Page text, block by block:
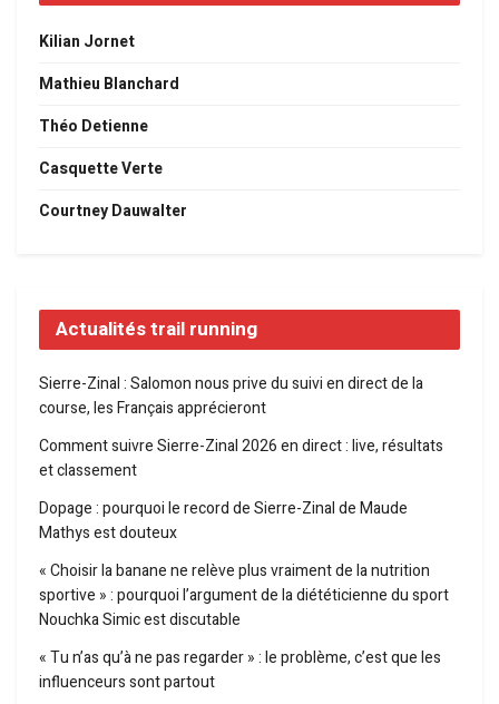
Kilian Jornet
Mathieu Blanchard
Théo Detienne
Casquette Verte
Courtney Dauwalter
Actualités trail running
Sierre-Zinal : Salomon nous prive du suivi en direct de la
course, les Français apprécieront
Comment suivre Sierre-Zinal 2026 en direct : live, résultats
et classement
Dopage : pourquoi le record de Sierre-Zinal de Maude
Mathys est douteux
« Choisir la banane ne relève plus vraiment de la nutrition
sportive » : pourquoi l’argument de la diététicienne du sport
Nouchka Simic est discutable
« Tu n’as qu’à ne pas regarder » : le problème, c’est que les
influenceurs sont partout